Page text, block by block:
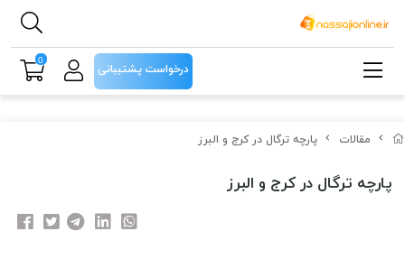
مقالات پارچه ترگال در کرج و البرز
پارچه ترگال در کرج و البرز
درخواست پشتیبانی
0